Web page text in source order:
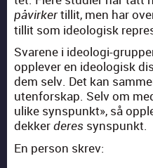
påvirk­ertillit, men har
tillit som ide­ol­o­gisk
Svarene i ide­olo­gi-
opplever en ide­ol­o­gisk
dem selv. Det kan
uten­forskap. Selv om
ulike syn­spunkt», så
dekker deres syn­spunkt.
En per­son skrev: